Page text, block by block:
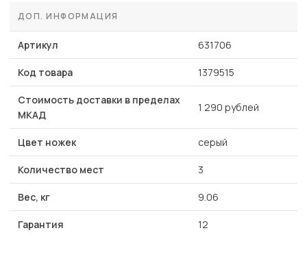
ДОП. ИНФОРМАЦИЯ
Артикул 631706
Код товара 1379515
Стоимость доставки в пределах
МКАД
1 290 рублей
Цвет ножек серый
Количество мест 3
Вес, кг 9.06
Гарантия 12